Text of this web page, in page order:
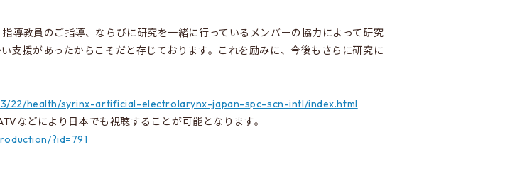
導教員のご指導、ならびに研究を一緒に行っているメンバーの協力によって研究
支援があったからこそだと存じております。これを励みに、今後もさらに研究に
22/health/syrinx-artificial-electrolarynx-japan-spc-scn-intl/index.html
などにより日本でも視聴することが可能となります。
?id=791